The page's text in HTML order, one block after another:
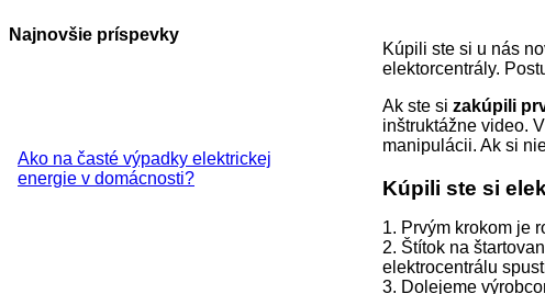
Najnovšie príspevky
Ako na časté výpadky elektrickej
energie v domácnosti?
Kúpili ste si u nás
elektorcentrály.
Ak ste si zakúpili
inštruktážne video.
manipulácii. Ak si
Kúpili ste si
1. Prvým krokom je
2. Štítok na
elektrocentrálu
3. Dolejeme